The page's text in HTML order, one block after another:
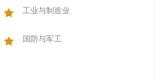
工业与制造业
国防与军工